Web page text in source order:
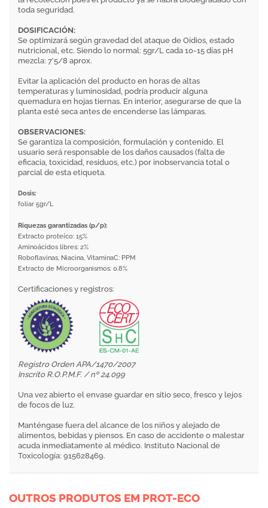
toda seguridad.
DOSIFICACIÓN:
Se optimizará según gravedad del ataque de Oídios, estado
nutricional, etc. Siendo lo normal: 5gr/L cada 10-15 días pH
mezcla: 7’5/8 aprox.
Evitar la aplicación del producto en horas de altas
temperaturas y luminosidad, podría producir alguna
quemadura en hojas tiernas. En interior, asegurarse de que la
planta esté seca antes de encenderse las lámparas.
OBSERVACIONES:
Se garantiza la composición, formulación y contenido. El
usuario será responsable de los daños causados (falta de
eficacia, toxicidad, residuos, etc.) por inobservancia total o
parcial de esta etiqueta.
Dosis:
foliar 5gr/L
Riquezas garantizadas (p/p):
Extracto proteíco: 15%
Aminoácidos libres: 2%
Roboflavinas, Niacina, VitaminaC: PPM
Extracto de Microorganismos: 0.8%
Certificaciones y registros:
Registro Orden APA/1470/2007
Inscrito R.O.P.M.F. / nº 24.099
Una vez abierto el envase guardar en sitio seco, fresco y lejos
de focos de luz.
Manténgase fuera del alcance de los niños y alejado de
alimentos, bebidas y piensos. En caso de accidente o malestar
acuda inmediatamente al médico. Instituto Nacional de
Toxicología: 915628469.
OUTROS PRODUTOS EM PROT-ECO